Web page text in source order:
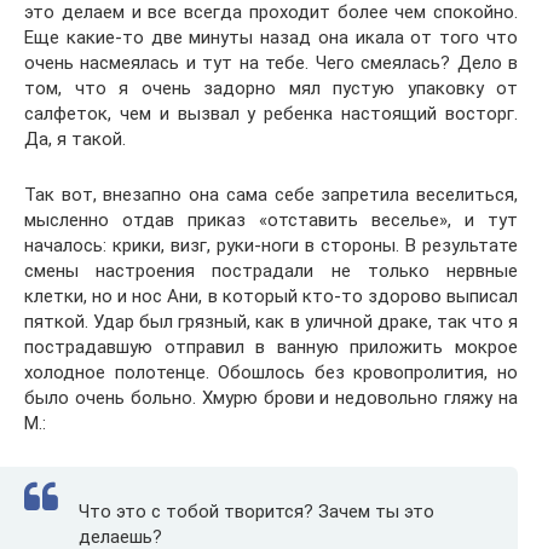
это делаем и все всегда проходит более чем спокойно.
Еще какие-то две минуты назад она икала от того что
очень насмеялась и тут на тебе. Чего смеялась? Дело в
том, что я очень задорно мял пустую упаковку от
салфеток, чем и вызвал у ребенка настоящий восторг.
Да, я такой.
Так вот, внезапно она сама себе запретила веселиться,
мысленно отдав приказ «отставить веселье», и тут
началось: крики, визг, руки-ноги в стороны. В результате
смены настроения пострадали не только нервные
клетки, но и нос Ани, в который кто-то здорово выписал
пяткой. Удар был грязный, как в уличной драке, так что я
пострадавшую отправил в ванную приложить мокрое
холодное полотенце. Обошлось без кровопролития, но
было очень больно. Хмурю брови и недовольно гляжу на
М.:
Что это с тобой творится? Зачем ты это
делаешь?